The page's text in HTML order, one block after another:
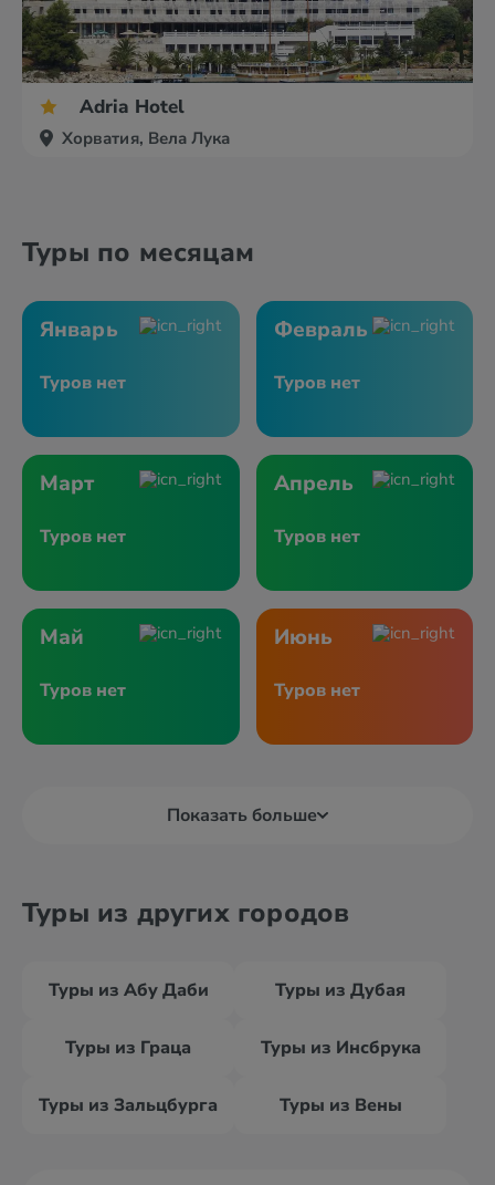
Adria Hotel
Хорватия, Вела Лука
Туры по месяцам
Январь
Туров нет
Февраль
Туров нет
Март
Туров нет
Апрель
Туров нет
Май
Туров нет
Июнь
Туров нет
Показать больше
Туры из других городов
Туры из Абу Даби Туры из Дубая
Туры из Граца Туры из Инсбрука
Туры из Зальцбурга Туры из Вены